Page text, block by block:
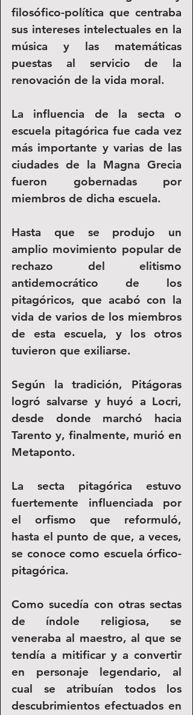
filosófico-política que centraba
sus intereses intelectuales en la
música y las matemáticas
puestas al servicio de la
renovación de la vida moral.
La influencia de la secta o
escuela pitagórica fue cada vez
más importante y varias de las
ciudades de la Magna Grecia
fueron gobernadas por
miembros de dicha escuela.
Hasta que se produjo un
amplio movimiento popular de
rechazo del elitismo
antidemocrático de los
pitagóricos, que acabó con la
vida de varios de los miembros
de esta escuela, y los otros
tuvieron que exiliarse.
Según la tradición, Pitágoras
logró salvarse y huyó a Locri,
desde donde marchó hacia
Tarento y, finalmente, murió en
Metaponto.
La secta pitagórica estuvo
fuertemente influenciada por
el orfismo que reformuló,
hasta el punto de que, a veces,
se conoce como escuela órfico-
pitagórica.
Como sucedía con otras sectas
de índole religiosa, se
veneraba al maestro, al que se
tendía a mitificar y a convertir
en personaje legendario, al
cual se atribuían todos los
descubrimientos efectuados en